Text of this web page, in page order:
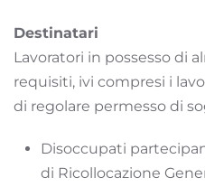
Destinatari
Lavoratori in possesso di
requisiti, ivi compresi i
di regolare permesso di
Disoccupati
di Ricollocazione